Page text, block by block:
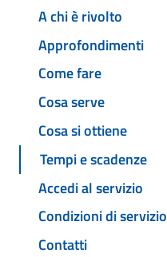
A chi è rivolto
Approfondimenti
Come fare
Cosa serve
Cosa si ottiene
Tempi e scadenze
Accedi al servizio
Condizioni di servizio
Contatti